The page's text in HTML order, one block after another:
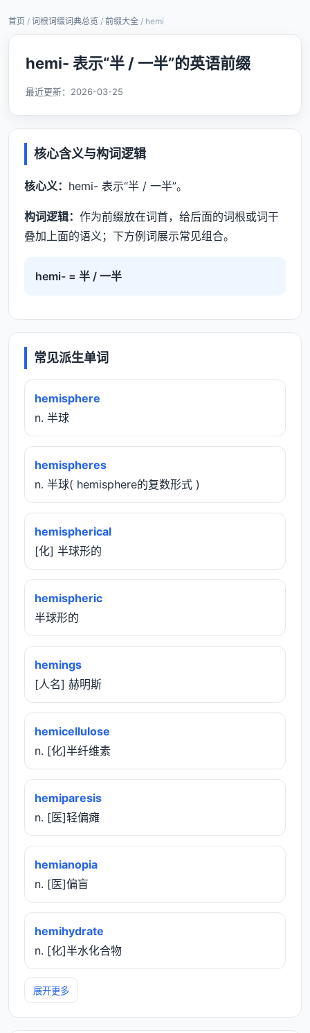
首页 / 词根词缀词典总览 / 前缀大全 / hemi
hemi- 表示“半 / 一半”的英语前缀
最近更新： 2026-03-25
核心含义与构词逻辑
核心义： hemi- 表示“半 / 一半”。
构词逻辑： 作为前缀放在词首，给后面的词根或词干
叠加上面的语义；下方例词展示常见组合。
hemi- = 半 / 一半
常见派生单词
hemisphere
n. 半球
hemispheres
n. 半球( hemisphere的复数形式 )
hemispherical
[化] 半球形的
hemispheric
半球形的
hemings
[人名] 赫明斯
hemicellulose
n. [化]半纤维素
hemiparesis
n. [医]轻偏瘫
hemianopia
n. [医]偏盲
hemihydrate
n. [化]半水化合物
展开更多